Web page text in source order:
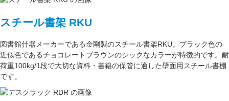
スチール書架 RKU
図書館什器メーカーである金剛製のスチール書架RKU。ブラック色の
近似色であるチョコレートブラウンのシックなカラーが特徴的です。耐
荷重100kg/1段で大切な資料・書籍の保管に適した壁面用スチール書棚
です。